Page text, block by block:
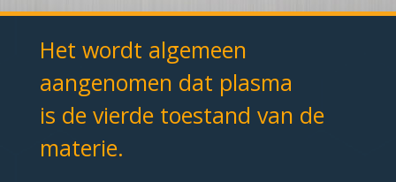
Het wordt algemeen
aangenomen dat plasma
is de vierde toestand van de
materie.